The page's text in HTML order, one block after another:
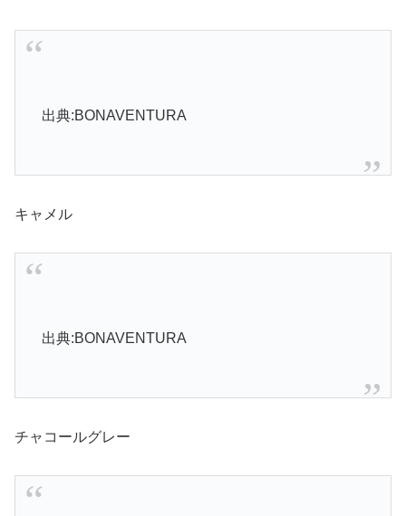
出典:BONAVENTURA
キャメル
出典:BONAVENTURA
チャコールグレー